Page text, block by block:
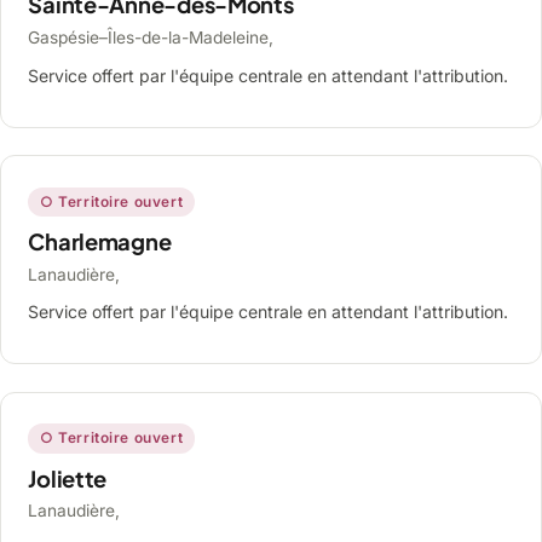
Gaspésie–Îles-de-la-Madeleine,
Service offert par l'équipe centrale en attendant l'attribution.
○ Territoire ouvert
Charlemagne
Lanaudière,
Service offert par l'équipe centrale en attendant l'attribution.
○ Territoire ouvert
Joliette
Lanaudière,